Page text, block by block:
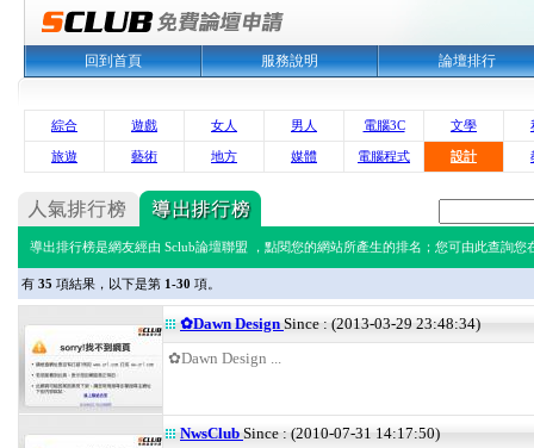
回到首頁 服務說明 論壇排行
綜合 遊戲 女人 男人 電腦3C 文學
旅遊 藝術 地方 媒體 電腦程式 設計
導出排行榜是網友經由 Sclub論壇聯盟 ，點閱您的網站所產生的排名；您可由此查詢您
有 35 項結果，以下是第 1-30 項。
✿Dawn Design Since : (2013-03-29 23:48:34)
✿Dawn Design ...
NwsClub Since : (2010-07-31 14:17:50)